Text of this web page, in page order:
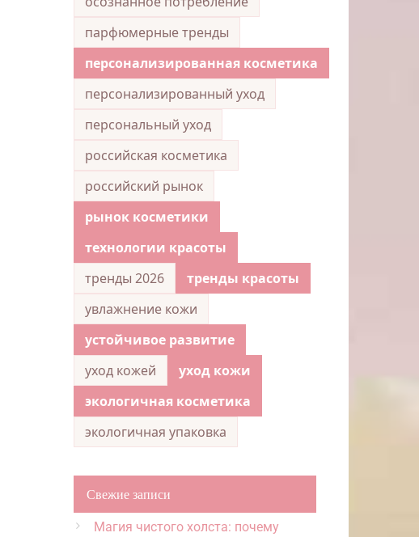
парфюмерные тренды
персонализированная косметика
персонализированный уход
персональный уход
российская косметика
российский рынок
рынок косметики
технологии красоты
тренды 2026
тренды красоты
увлажнение кожи
устойчивое развитие
уход кожей
уход кожи
экологичная косметика
экологичная упаковка
Свежие записи
Магия чистого холста: почему